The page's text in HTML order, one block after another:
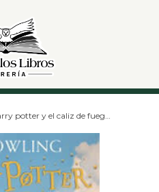
potter y el caliz de fuego (4) bolsillo